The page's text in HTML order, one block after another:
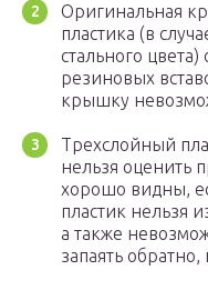
Оригинальная
пластика (в
стального
резиновых
крышку
Трехслойный
нельзя оценить
хорошо видны,
пластик нельзя
а также
запаять